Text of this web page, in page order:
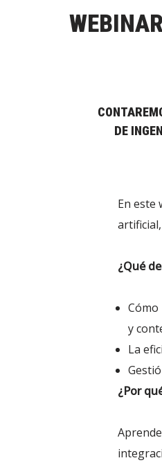
DE
En este
¿Qué
y
La
¿Por